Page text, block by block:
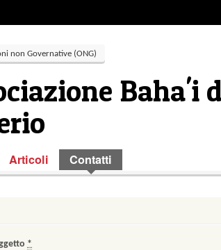
non Governative (ONG)
Baha'i
Articoli Contatti
*